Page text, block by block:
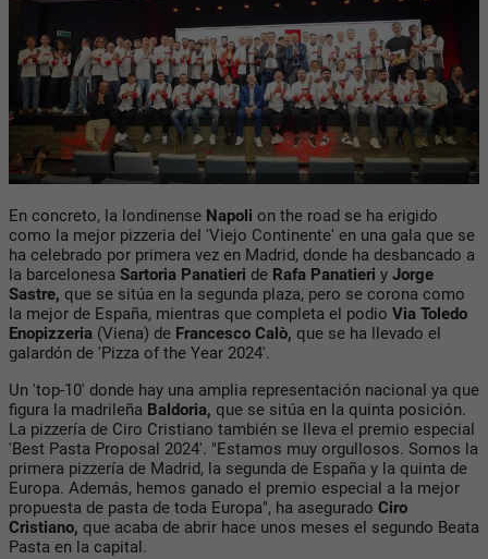
En concreto, la londinense Napoli on the road se ha erigido
como la mejor pizzeria del 'Viejo Continente' en una gala que se
ha celebrado por primera vez en Madrid, donde ha desbancado a
la barcelonesa Sartoria Panatieri de Rafa Panatieri y Jorge
Sastre, que se sitúa en la segunda plaza, pero se corona como
la mejor de España, mientras que completa el podio Via Toledo
Enopizzeria (Viena) de Francesco Calò, que se ha llevado el
galardón de 'Pizza of the Year 2024'.
Un 'top-10' donde hay una amplia representación nacional ya que
figura la madrileña Baldoria, que se sitúa en la quinta posición.
La pizzería de Ciro Cristiano también se lleva el premio especial
'Best Pasta Proposal 2024'. "Estamos muy orgullosos. Somos la
primera pizzería de Madrid, la segunda de España y la quinta de
Europa. Además, hemos ganado el premio especial a la mejor
propuesta de pasta de toda Europa", ha asegurado Ciro
Cristiano, que acaba de abrir hace unos meses el segundo Beata
Pasta en la capital.